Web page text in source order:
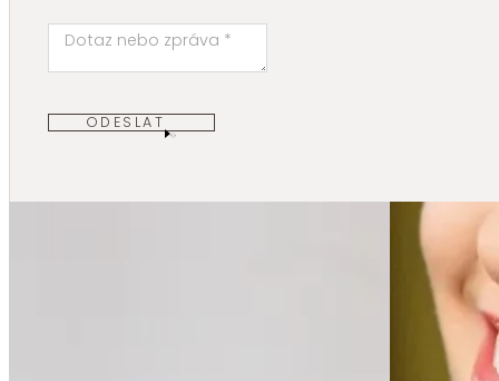
ODESLAT